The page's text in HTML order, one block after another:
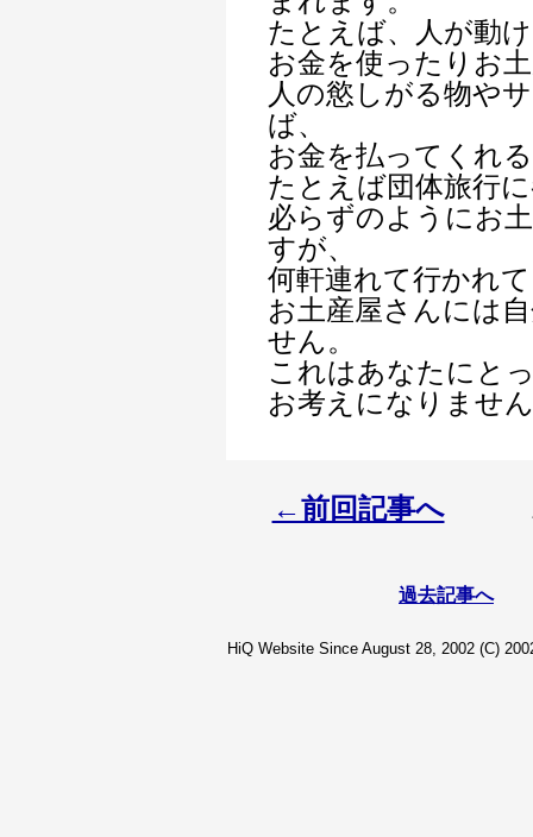
たとえば、人が動
お金を使ったりお
人の慾しがる物や
ば、
お金を払ってくれ
たとえば団体旅行
必らずのようにお
すが、
何軒連れて行かれ
お土産屋さんには
せん。
これはあなたにと
お考えになりませ
←前回記事へ
過去記事へ
HiQ Website Since August 28, 2002 (C)